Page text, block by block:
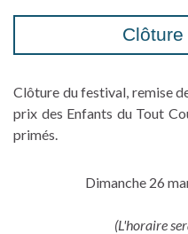
Clôture du festival, remise
prix des Enfants du Tout
primés.
Dimanche 26
(L'horaire